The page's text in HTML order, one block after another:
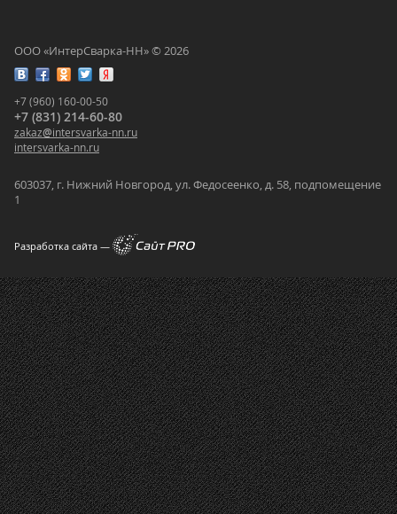
ООО «ИнтерСварка-НН» © 2026
+7 (960) 160-00-50
+7 (831) 214-60-80
zakaz@intersvarka-nn.ru
intersvarka-nn.ru
603037, г. Нижний Новгород, ул. Федосеенко, д. 58, подпомещение
1
Разработка сайта —